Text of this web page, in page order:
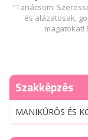
"Tanácsom:
és alázatosak,
magatokat!
Szakképzés
MANIKŰRÖS ÉS